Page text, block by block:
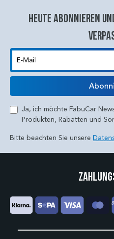
Heute abonnieren
E-Mail
Ja, ich möchte FabuCar
Produkten, Rabatten und
Bitte beachten Sie unsere